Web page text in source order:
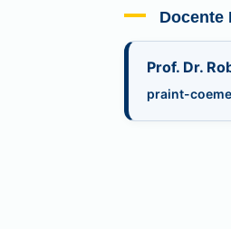
Docente
Prof. Dr.
praint-